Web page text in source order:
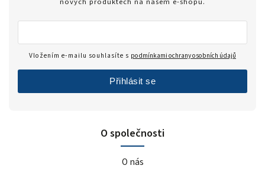
O společnosti
O nás
Vložením e-mailu souhlasíte s podmínkami ochrany osobních údajů
Přihlásit se